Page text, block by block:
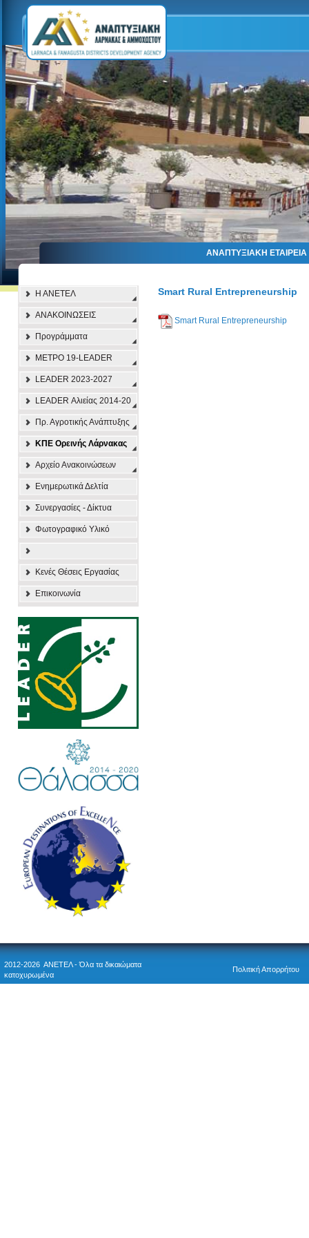
ΑΝΑΠΤΥΞΙΑΚΗ
Η ΑΝΕΤΕΛ
ΑΝΑΚΟΙΝΩΣΕΙΣ
Προγράμματα
ΜΕΤΡΟ 19-LEADER
LEADER 2023-2027
LEADER Αλιείας 2014-20
Πρ. Αγροτικής Ανάπτυξης
ΚΠΕ Ορεινής Λάρνακας
Αρχείο Ανακοινώσεων
Ενημερωτικά Δελτία
Συνεργασίες - Δίκτυα
Φωτογραφικό Υλικό
Κενές Θέσεις Εργασίας
Επικοινωνία
Smart Rural Entrepreneurship
Smart Rural Entrepreneurship
2012-2026 ΑΝΕΤΕΛ - Όλα τα δικαιώματα
κατοχυρωμένα
Πολιτική Απορρήτου